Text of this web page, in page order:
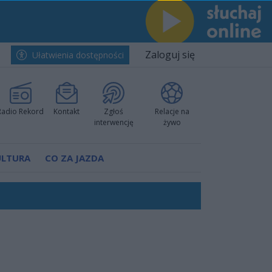
Ułatwienia dostępności Zaloguj się
Rekord Kontakt
Zgłoś
interwencję
Relacje na
żywo
CO ZA JAZDA